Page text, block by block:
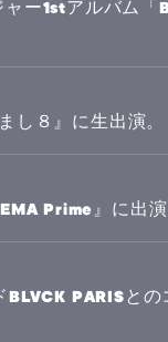
ー1stアルバム
し８』に生出演。
Prime』に出演
PARISと